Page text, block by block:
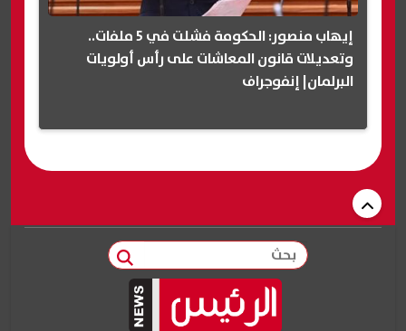
إيهاب منصور: الحكومة فشلت في 5 ملفات..
وتعديلات قانون المعاشات على رأس أولويات
البرلمان| إنفوجراف
بحث